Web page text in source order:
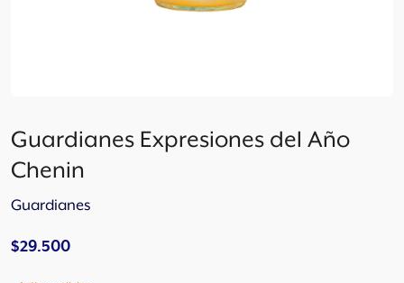
Guardianes Expresiones del Año
Chenin
Guardianes
$29.500